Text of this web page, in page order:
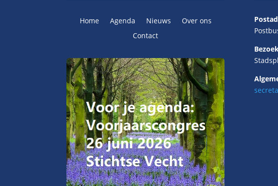
Home Agenda Nieuws
Over ons
Contact